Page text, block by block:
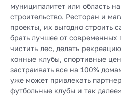
муниципалитет или область
строительство. Ресторан и
проекты, их выгодно строить
брать лучшее от современных
чистить лес, делать
конные клубы, спортивные
застраивать все на 100%
уже может привлекать
футбольные клубы и так